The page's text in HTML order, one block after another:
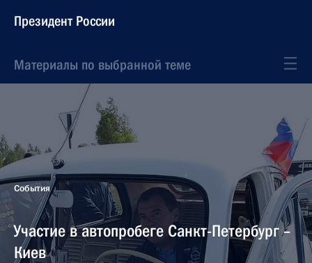
Президент России
Материалы по выбранной теме
События
Участие в автопробеге Санкт-Петербург –
Киев